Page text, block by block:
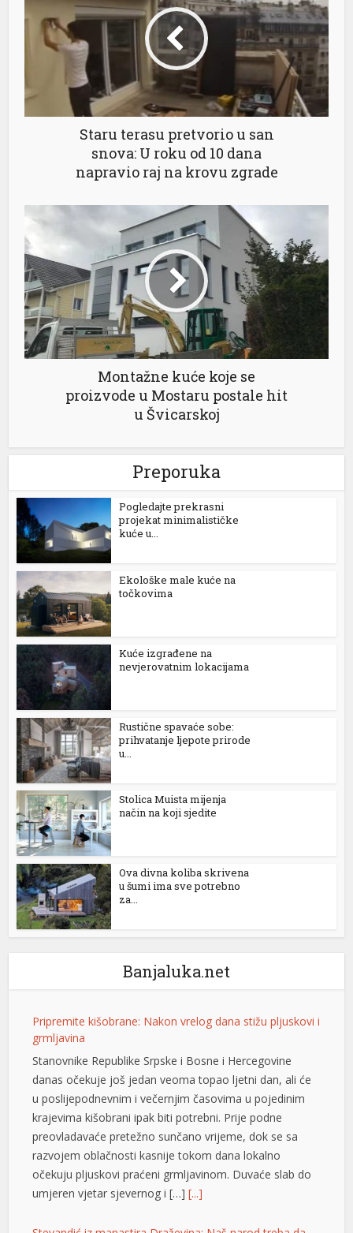
Staru terasu pretvorio u san
snova: U roku od 10 dana
napravio raj na krovu zgrade
Montažne kuće koje se
proizvode u Mostaru postale hit
u Švicarskoj
Preporuka
Pogledajte prekrasni
projekat minimalističke
kuće u...
Ekološke male kuće na
točkovima
Kuće izgrađene na
nevjerovatnim lokacijama
Rustične spavaće sobe:
prihvatanje ljepote prirode
u...
Stolica Muista mijenja
način na koji sjedite
Ova divna koliba skrivena
u šumi ima sve potrebno
za...
Banjaluka.net
Pripremite kišobrane: Nakon vrelog dana stižu pljuskovi i
grmljavina
Stanovnike Republike Srpske i Bosne i Hercegovine
u poslijepodnevnim i večernjim časovima u pojedinim
razvojem oblačnosti kasnije tokom dana lokalno
očekuju pljuskovi praćeni grmljavinom. Duvaće slab do
umjeren vjetar sjevernog i […][...]
Stevandić iz manastira Draževina: Naš narod treba da
se oboži, umnoži, da bude jak i obrazovan
Predsjednik Ujedinjene Srpske Nenad Stevandić posjetio
je manastir Draževina, odakle je uputio poruku o
značaju vjere, porodice i obrazovanja za budućnost
Republike Srpske. Stevandić je na društvenoj mreži „X“